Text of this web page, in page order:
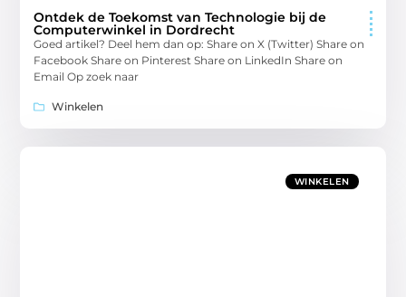
Ontdek de Toekomst van Technologie bij de
Computerwinkel in Dordrecht
Goed artikel? Deel hem dan op: Share on X (Twitter) Share on
Facebook Share on Pinterest Share on LinkedIn Share on
Email Op zoek naar
Winkelen
WINKELEN